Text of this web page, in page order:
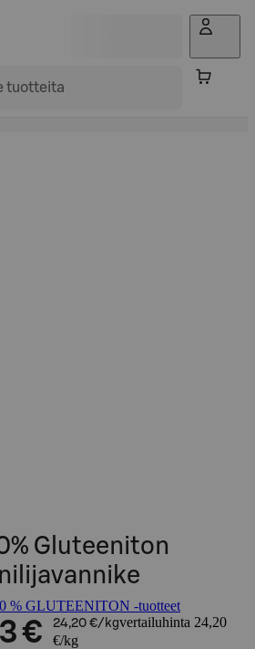
Gluteeniton
% GLUTEENITON -tuotteet
€ 24,20 €/kgvertailuhinta 24,20
€/kg